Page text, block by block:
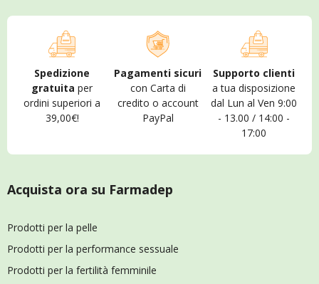
Spedizione
gratuita per
ordini superiori a
39,00€!
Pagamenti sicuri
con Carta di
credito o account
PayPal
Supporto clienti
a tua disposizione
dal Lun al Ven 9:00
- 13.00 / 14:00 -
17:00
Acquista ora su Farmadep
Prodotti per la pelle
Prodotti per la performance sessuale
Prodotti per la fertilità femminile